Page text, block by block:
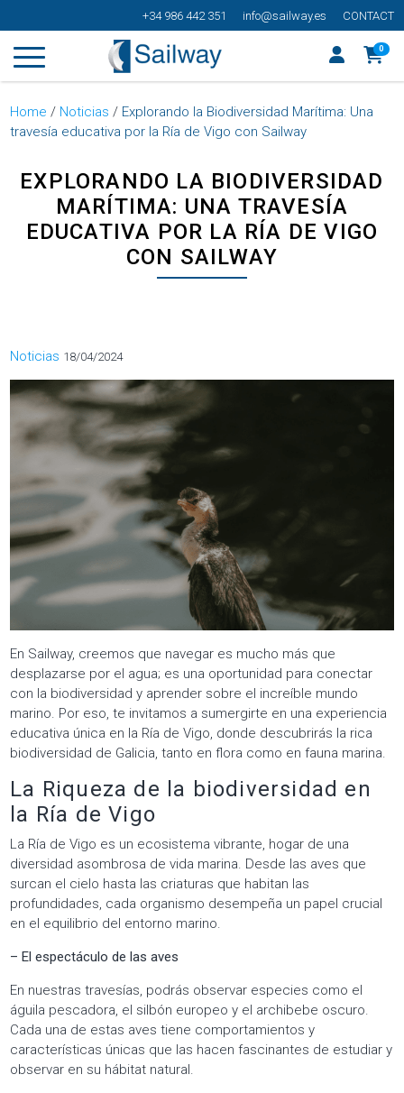
+34 986 442 351 info@sailway.es CONTACT
0
Home / Noticias / Explorando la Biodiversidad Marítima: Una
travesía educativa por la Ría de Vigo con Sailway
EXPLORANDO LA BIODIVERSIDAD
MARÍTIMA: UNA TRAVESÍA
EDUCATIVA POR LA RÍA DE VIGO
CON SAILWAY
Categorías
Noticias 18/04/2024
En Sailway, creemos que navegar es mucho más que
desplazarse por el agua; es una oportunidad para conectar
con la biodiversidad y aprender sobre el increíble mundo
marino. Por eso, te invitamos a sumergirte en una experiencia
educativa única en la Ría de Vigo, donde descubrirás la rica
biodiversidad de Galicia, tanto en flora como en fauna marina.
La Riqueza de la biodiversidad en
la Ría de Vigo
La Ría de Vigo es un ecosistema vibrante, hogar de una
diversidad asombrosa de vida marina. Desde las aves que
surcan el cielo hasta las criaturas que habitan las
profundidades, cada organismo desempeña un papel crucial
en el equilibrio del entorno marino.
– El espectáculo de las aves
En nuestras travesías, podrás observar especies como el
águila pescadora, el silbón europeo y el archibebe oscuro.
Cada una de estas aves tiene comportamientos y
características únicas que las hacen fascinantes de estudiar y
observar en su hábitat natural.